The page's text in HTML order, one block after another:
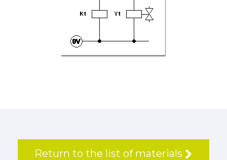
Return to the list of materials